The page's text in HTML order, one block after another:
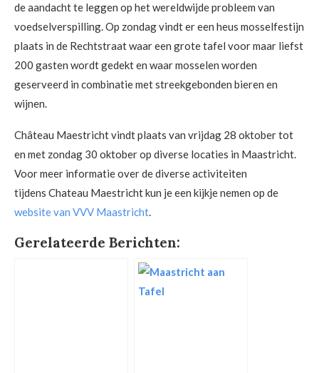
de aandacht te leggen op het wereldwijde probleem van
voedselverspilling. Op zondag vindt er een heus mosselfestijn
plaats in de Rechtstraat waar een grote tafel voor maar liefst
200 gasten wordt gedekt en waar mosselen worden
geserveerd in combinatie met streekgebonden bieren en
wijnen.
Château Maestricht vindt plaats van vrijdag 28 oktober tot
en met zondag 30 oktober op diverse locaties in Maastricht.
Voor meer informatie over de diverse activiteiten
tijdens Chateau Maestricht kun je een kijkje nemen op de
website van VVV Maastricht.
Gerelateerde Berichten: